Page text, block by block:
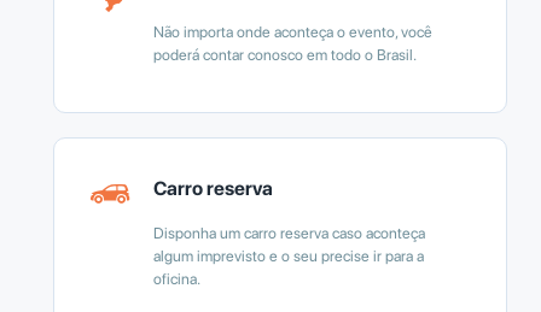
Não importa onde aconteça o evento, você
poderá contar conosco em todo o Brasil.
Carro reserva
Disponha um carro reserva caso aconteça
algum imprevisto e o seu precise ir para a
oficina.